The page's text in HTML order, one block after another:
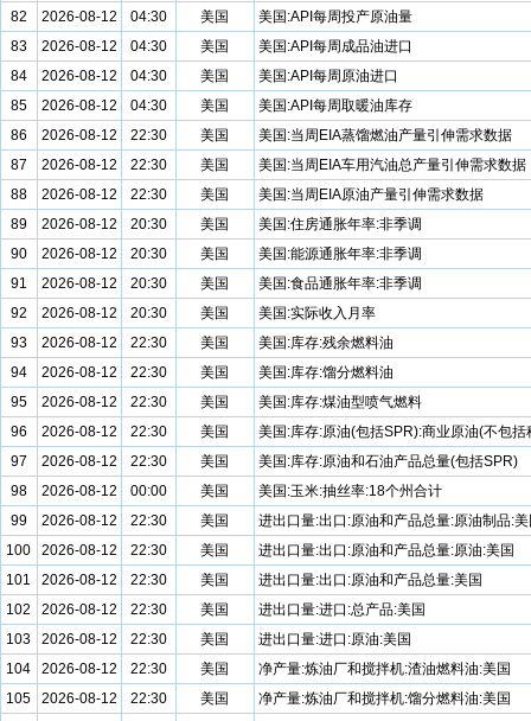
82
2026-08-12 04:30 美国
美国:API每周投产原油量
83
2026-08-12 04:30 美国
美国:API每周成品油进口
84
2026-08-12 04:30 美国
美国:API每周原油进口
85
2026-08-12 04:30 美国
美国:API每周取暖油库存
86
2026-08-12 22:30 美国
美国:当周EIA蒸馏燃油产量引伸需求数据
87
2026-08-12 22:30 美国
美国:当周EIA车用汽油总产量引伸需求数据
88
2026-08-12 22:30 美国
美国:当周EIA原油产量引伸需求数据
89
2026-08-12 20:30 美国
美国:住房通胀年率:非季调
90
2026-08-12 20:30 美国
美国:能源通胀年率:非季调
91
2026-08-12 20:30 美国
美国:食品通胀年率:非季调
92
2026-08-12 20:30 美国
美国:实际收入月率
93
2026-08-12 22:30 美国
美国:库存:残余燃料油
94
2026-08-12 22:30 美国
美国:库存:馏分燃料油
95
2026-08-12 22:30 美国
美国:库存:煤油型喷气燃料
96
2026-08-12 22:30 美国
美国:库存:原油(包括SPR):商业原油(不包括
97
2026-08-12 22:30 美国
美国:库存:原油和石油产品总量(包括SPR)
98
2026-08-12 00:00 美国
美国:玉米:抽丝率:18个州合计
99
2026-08-12 22:30 美国
进出口量:出口:原油和产品总量:原油制品:
100
2026-08-12 22:30 美国
进出口量:出口:原油和产品总量:原油:美国
101
2026-08-12 22:30 美国
进出口量:出口:原油和产品总量:美国
102
2026-08-12 22:30 美国
进出口量:进口:总产品:美国
103
2026-08-12 22:30 美国
进出口量:进口:原油:美国
104
2026-08-12 22:30 美国
净产量:炼油厂和搅拌机:渣油燃料油:美国
105
2026-08-12 22:30 美国
净产量:炼油厂和搅拌机:馏分燃料油:美国